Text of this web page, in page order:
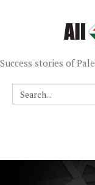
Success stories of